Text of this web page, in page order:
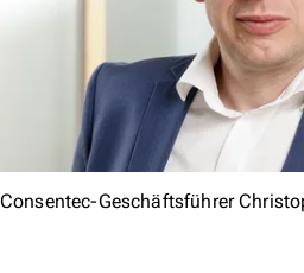
Consentec-Geschäftsführer